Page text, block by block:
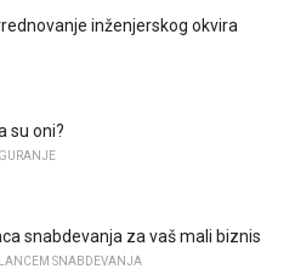
inženjerskog okvira
su oni?
snabdevanja za vaš mali biznis
SNABDEVANJA